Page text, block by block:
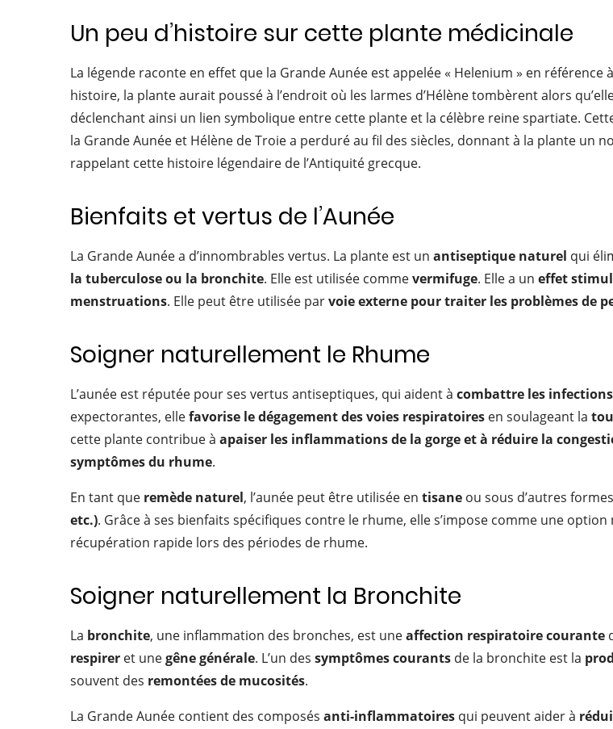
Un peu d’histoire sur cette plante médicinale
La légende raconte en effet que la Grande Aunée est appelée « Helenium » en référence
histoire, la plante aurait poussé à l’endroit où les larmes d’Hélène tombèrent alors
déclenchant ainsi un lien symbolique entre cette plante et la célèbre reine spartiate.
la Grande Aunée et Hélène de Troie a perduré au fil des siècles, donnant à la plante un
rappelant cette histoire légendaire de l’Antiquité grecque.
Bienfaits et vertus de l’Aunée
La Grande Aunée a d’innombrables vertus. La plante est un antiseptique naturel qui
la tuberculose ou la bronchite. Elle est utilisée commevermifuge. Elle a un effet
menstruations. Elle peut être utilisée parvoie externe pour traiter les problèmes de
Soigner naturellement le Rhume
L’aunée est réputée pour ses vertus antiseptiques, qui aident à combattre les
expectorantes, ellefavorise le dégagement des voies respiratoires en soulageant la
cette plante contribue à apaiser les inflammations de la gorge et à réduire la
symptômes du rhume.
En tant que remède naturel, l’aunée peut être utilisée en tisane ou sous d’autres
etc.). Grâce à ses bienfaits spécifiques contre le rhume, elle s’impose comme une
récupération rapide lors des périodes de rhume.
Soigner naturellement la Bronchite
La bronchite, une inflammation des bronches, est uneaffection respiratoire courante
respirer et unegêne générale. L’un des symptômes courants de la bronchite est la
souvent des remontées de mucosités.
La Grande Aunée contient des composés anti-inflammatoires qui peuvent aider à